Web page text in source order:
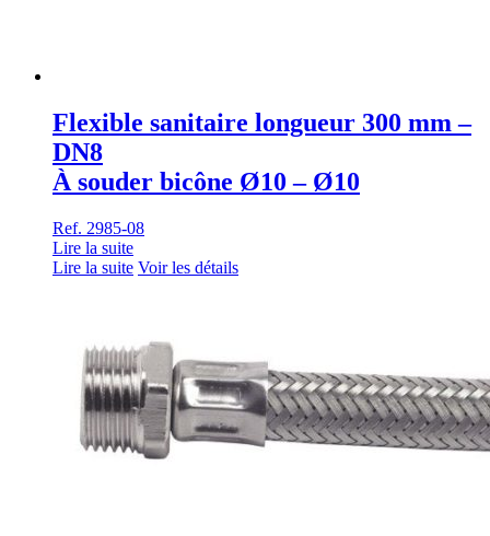
Flexible sanitaire longueur 300 mm –
DN8
À souder bicône Ø10 – Ø10
Ref. 2985-08
Lire la suite
Lire la suite Voir les détails